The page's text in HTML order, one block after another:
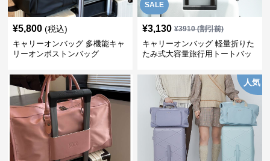
¥5,800 (税込)
キャリーオンバッグ 多機能キャ
リーオンボストンバッグ
SALE
¥3,130 ¥3910(割引前)
キャリーオンバッグ 軽量折りた
たみ式大容量旅行用トートバッ
人気